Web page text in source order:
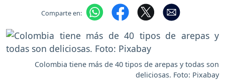
Comparte en:
Colombia tiene más de 40 tipos de arepas y todas son
deliciosas. Foto: Pixabay